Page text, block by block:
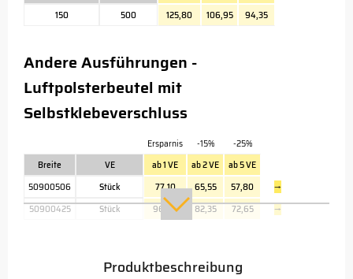
150
500 125,80 106,95 94,35
Andere Ausführungen -
Luftpolsterbeutel mit
Selbstklebeverschluss
Ersparnis -15%
-25%
Breite
VE ab 1 VE ab 2 VE
ab 5 VE
50900506
Stück 77,10 65,55 57,80
→
50900425
Stück 96,90 82,35 72,65 →
Produktbeschreibung